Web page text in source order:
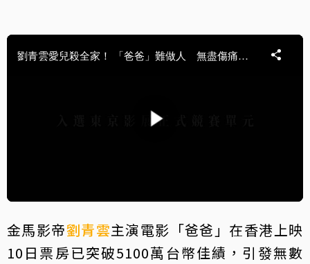
金馬影帝劉青雲主演電影「爸爸」在香港上映
10日票房已突破5100萬台幣佳績，引發無數